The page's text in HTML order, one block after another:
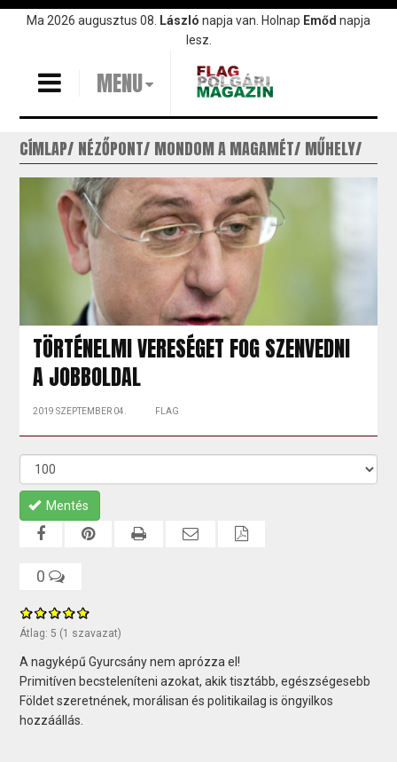
UgrásMa 2026 augusztus 08. László napja van. Holnap Emőd napja
lesz.
MENU
CÍMLAP NÉZŐPONT MONDOM A MAGAMÉT MŰHELY
TÖRTÉNELMI VERESÉGET FOG SZENVEDNI
A JOBBOLDAL
2019 SZEPTEMBER 04. FLAG
Mentés
0
Átlag: 5 (1 szavazat)
A nagyképű Gyurcsány nem aprózza el!
Primitíven becsteleníteni azokat, akik tisztább, egészségesebb
Földet szeretnének, morálisan és politikailag is öngyilkos
hozzáállás.